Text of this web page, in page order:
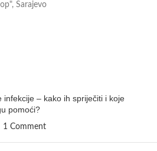
Sarajevo
infekcije – kako ih spriječiti i koje
pomoći?
1 Comment